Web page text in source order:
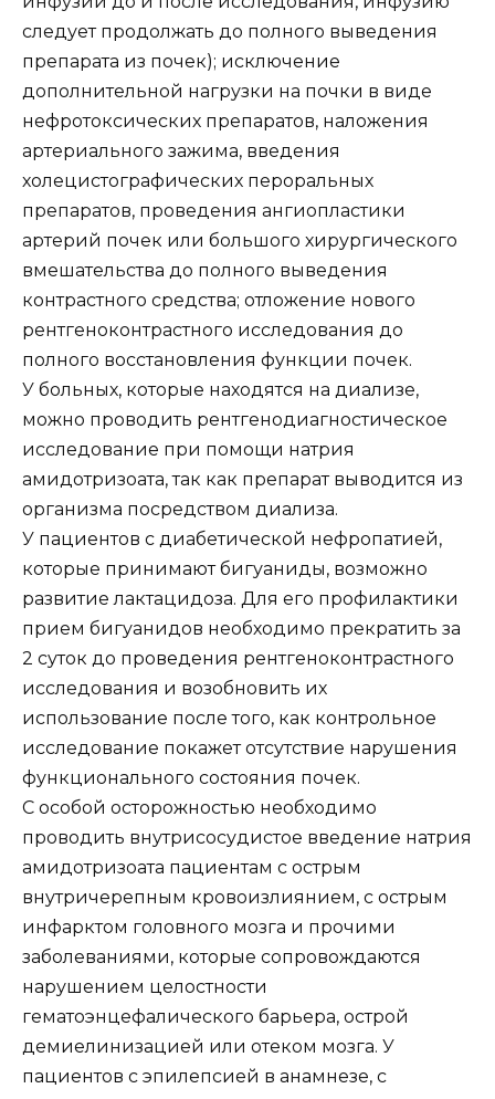
следует продолжать до полного выведения
препарата из почек); исключение
дополнительной нагрузки на почки в виде
нефротоксических препаратов, наложения
артериального зажима, введения
холецистографических пероральных
препаратов, проведения ангиопластики
артерий почек или большого хирургического
вмешательства до полного выведения
контрастного средства; отложение нового
рентгеноконтрастного исследования до
полного восстановления функции почек.
У больных, которые находятся на диализе,
можно проводить рентгенодиагностическое
исследование при помощи натрия
амидотризоата, так как препарат выводится из
организма посредством диализа.
У пациентов с диабетической нефропатией,
которые принимают бигуаниды, возможно
развитие лактацидоза. Для его профилактики
прием бигуанидов необходимо прекратить за
2 суток до проведения рентгеноконтрастного
исследования и возобновить их
использование после того, как контрольное
исследование покажет отсутствие нарушения
функционального состояния почек.
С особой осторожностью необходимо
проводить внутрисосудистое введение натрия
амидотризоата пациентам с острым
внутричерепным кровоизлиянием, с острым
инфарктом головного мозга и прочими
заболеваниями, которые сопровождаются
нарушением целостности
гематоэнцефалического барьера, острой
демиелинизацией или отеком мозга. У
пациентов с эпилепсией в анамнезе, с